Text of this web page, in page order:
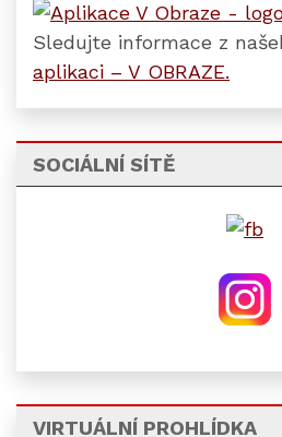
Sledujte informace z
aplikaci – V OBRAZE.
SOCIÁLNÍ SÍTĚ
VIRTUÁLNÍ PROHLÍDKA